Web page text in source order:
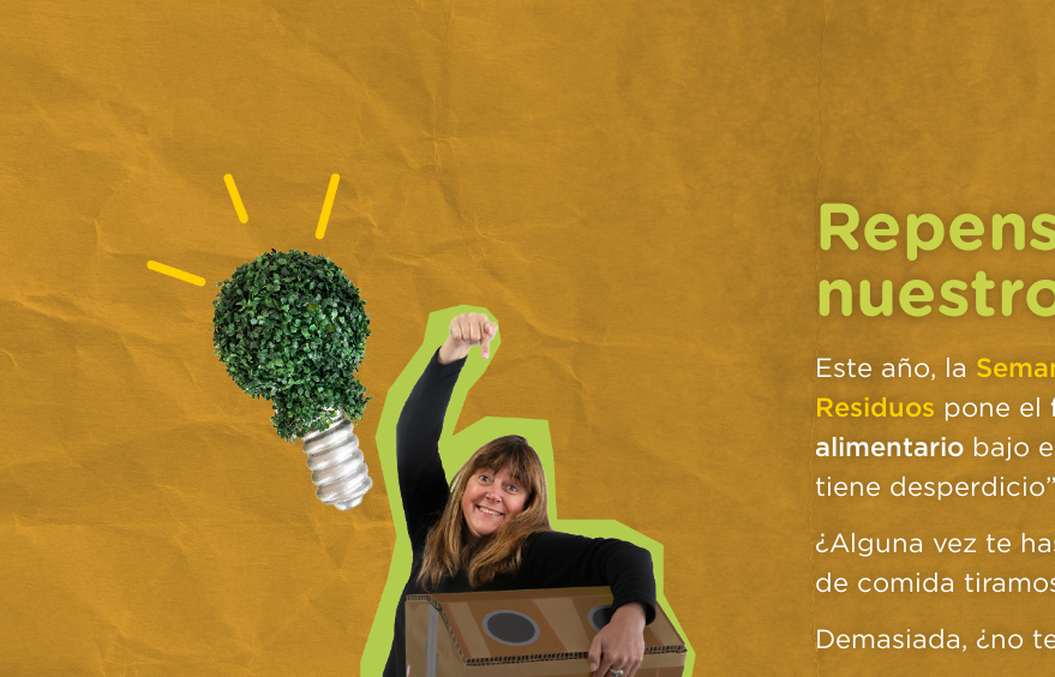
Este año, la
Residuos pone el
alimentario bajo
tiene
¿Alguna vez te
de comida
Demasiada, ¿no